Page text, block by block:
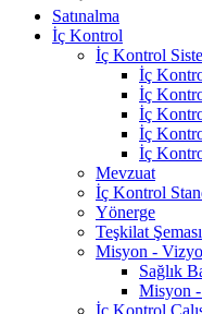
Satınalma
İç Kontrol
İç Kontrol
İç
İç
İç
İç
İç
Mevzuat
İç Kontrol
Yönerge
Teşkilat Şeması
Misyon -
Sağlık
Misyon
İç Kontrol